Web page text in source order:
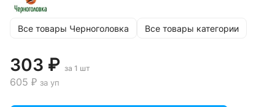
Все товары Черноголовка Все товары категории
303 ₽ за 1 шт
605 ₽ за уп